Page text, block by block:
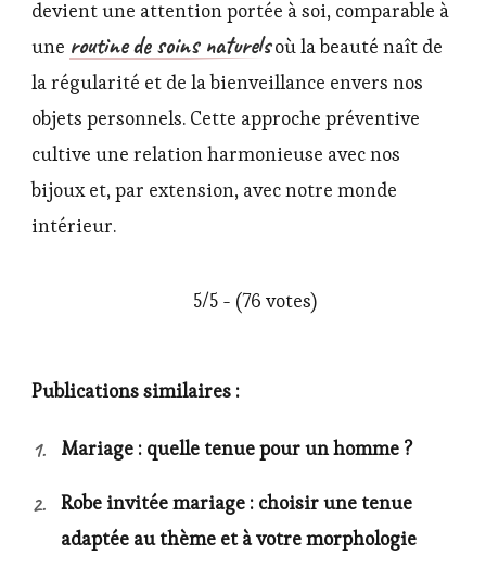
devient une attention portée à soi, comparable à
une routine de soins naturelsoù la beauté naît de
la régularité et de la bienveillance envers nos
objets personnels. Cette approche préventive
cultive une relation harmonieuse avec nos
bijoux et, par extension, avec notre monde
intérieur.
5/5 - (76 votes)
Publications similaires :
Mariage : quelle tenue pour un homme ?
Robe invitée mariage : choisir une tenue
adaptée au thème et à votre morphologie